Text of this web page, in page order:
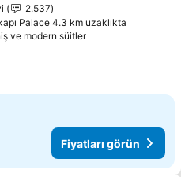
2.537
Palace 4.3 km uzaklıkta
ve modern süitler
Fiyatları görün